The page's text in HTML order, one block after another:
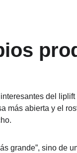
del
más abierta y el
grande”, sino de